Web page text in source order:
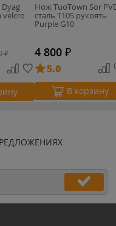
velcro
₽
Нож TuoTown Sor
сталь T10S рукоять
Purple G10
4 800 ₽
5.0
В корзину